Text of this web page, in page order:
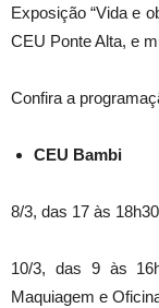
Exposição “Vida e
CEU Ponte Alta, e
Confira a
CEU Bambi
8/3, das 17 às
10/3, das 9 às
Maquiagem e